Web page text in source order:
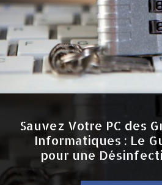
Sauvez Votre PC des
Informatiques : Le
pour une